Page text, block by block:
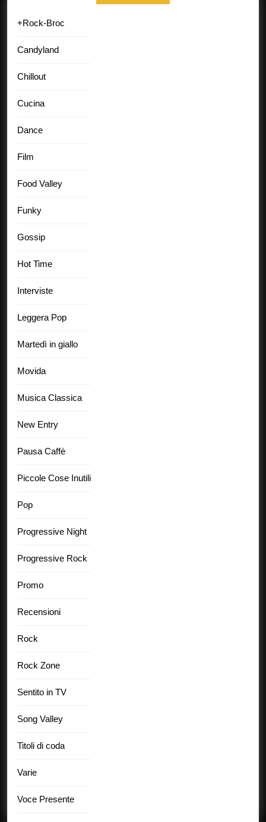
+Rock-Broc
Candyland
Chillout
Cucina
Dance
Film
Food Valley
Funky
Gossip
Hot Time
Interviste
Leggera Pop
Martedì in giallo
Movida
Musica Classica
New Entry
Pausa Caffè
Piccole Cose Inutili
Pop
Progressive Night
Progressive Rock
Promo
Recensioni
Rock
Rock Zone
Sentito in TV
Song Valley
Titoli di coda
Varie
Voce Presente